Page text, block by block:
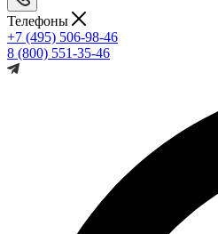
Телефоны
+7 (495) 506-98-46
8 (800) 551-35-46